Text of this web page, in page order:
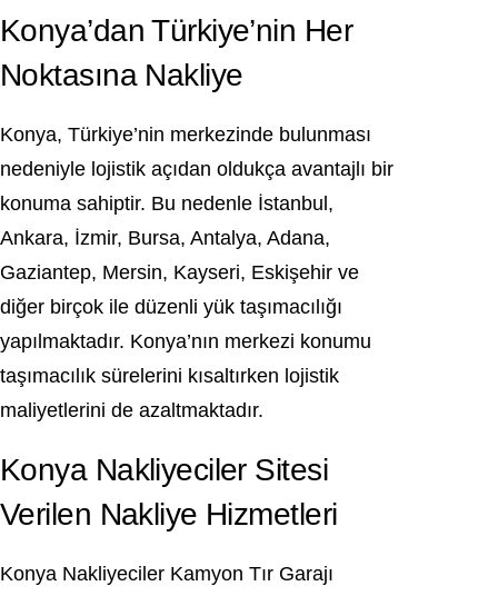
Konya’dan Türkiye’nin Her
Noktasına Nakliye
Konya, Türkiye’nin merkezinde bulunması
nedeniyle lojistik açıdan oldukça avantajlı bir
konuma sahiptir. Bu nedenle İstanbul,
Ankara, İzmir, Bursa, Antalya, Adana,
Gaziantep, Mersin, Kayseri, Eskişehir ve
diğer birçok ile düzenli yük taşımacılığı
yapılmaktadır. Konya’nın merkezi konumu
taşımacılık sürelerini kısaltırken lojistik
maliyetlerini de azaltmaktadır.
Konya Nakliyeciler Sitesi
Verilen Nakliye Hizmetleri
Konya Nakliyeciler Kamyon Tır Garajı